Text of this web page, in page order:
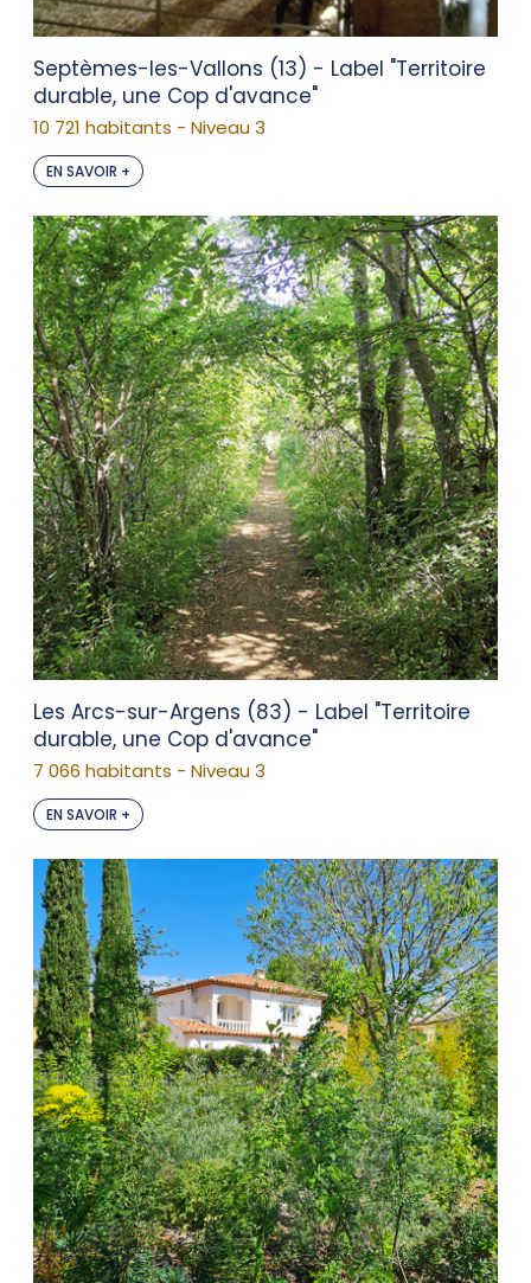
Septèmes-les-Vallons (13) - Label "Territoire
durable, une Cop d'avance"
10 721 habitants - Niveau 3
EN SAVOIR +
Les Arcs-sur-Argens (83) - Label "Territoire
durable, une Cop d'avance"
7 066 habitants - Niveau 3
EN SAVOIR +